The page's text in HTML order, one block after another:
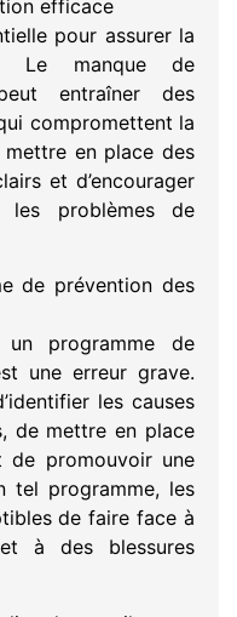
efficace
pour assurer la
Le manque de
entraîner des
compromettent la
en place des
et d’encourager
les problèmes de
de prévention des
programme de
une erreur grave.
les causes
de mettre en place
de promouvoir une
tel programme, les
de faire face à
à des blessures